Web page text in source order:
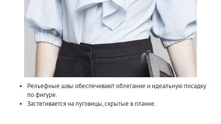
Рельефные швы обеспечивают облегание и идеальную посадку
по фигуре.
Застегивается на пуговицы, скрытые в планке.